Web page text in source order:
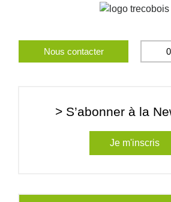
Nous contacter
> S’abonner à la
Je m'inscris